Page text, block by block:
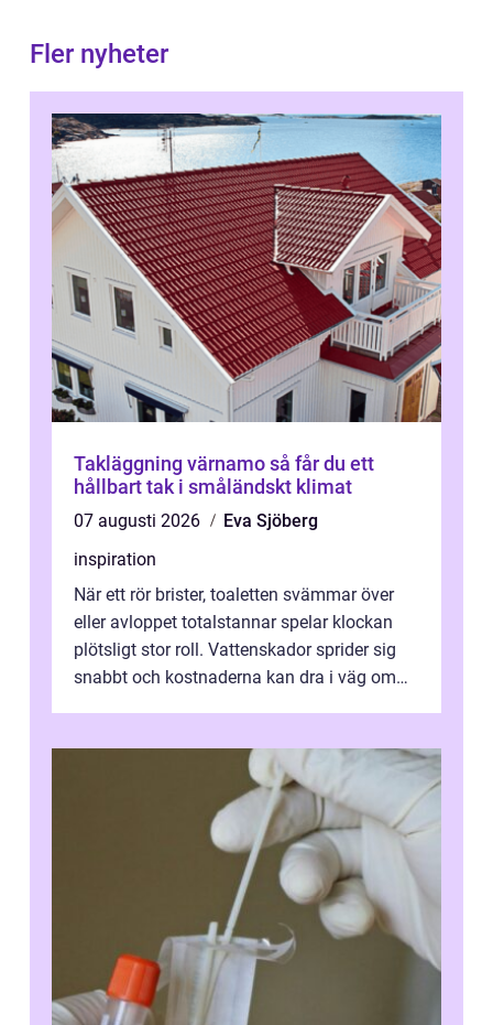
Fler nyheter
Takläggning värnamo så får du ett
hållbart tak i småländskt klimat
07 augusti 2026
Eva Sjöberg
inspiration
När ett rör brister, toaletten svämmar över
eller avloppet totalstannar spelar klockan
plötsligt stor roll. Vattenskador sprider sig
snabbt och kostnaderna kan dra i väg om